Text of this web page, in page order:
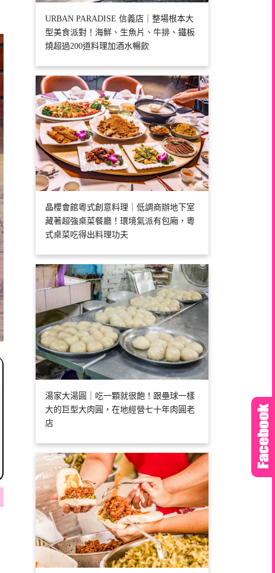
URBAN PARADISE 信義店｜整場根本大
型美食派對！海鮮、生魚片、牛排、鐵板
燒超過200道料理加酒水暢飲
晶櫻會館粵式創意料理｜低調商辦地下室
藏著超強桌菜餐廳！環境氣派有包廂，粵
式桌菜吃得出料理功夫
湯家大湯圓｜吃一顆就很飽！跟壘球一樣
大的巨型大肉圓，在地經營七十年肉圓老
店